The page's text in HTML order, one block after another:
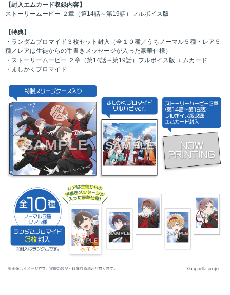
【封入エムカード収録内容】
ストーリームービー ２章（第14話～第19話）フルボイス版
【特典】
・ランダムブロマイド３枚セット封入（全１０種／うちノーマル５種・レア５
種／レアは生徒からの手書きメッセージが入った豪華仕様）
・ストーリームービー ２章（第14話～第19話）フルボイス版 エムカード
・ましかくブロマイド